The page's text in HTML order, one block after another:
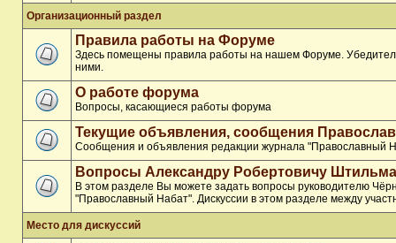
Организационный раздел
Правила работы на Форуме
Здесь помещены правила работы на нашем Форуме.
ними.
О работе форума
Вопросы, касающиеся работы форума
Текущие объявления, сообщения
Сообщения и объявления редакции журнала "Православный
Вопросы Александру Робертовичу
В этом разделе Вы можете задать вопросы руководителю
"Православный Набат". Дискуссии в этом разделе между
Место для дискуссий